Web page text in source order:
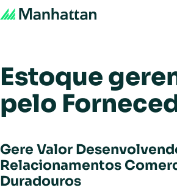
Estoque
pelo
Gere Valor
Relacionamentos
Duradouros